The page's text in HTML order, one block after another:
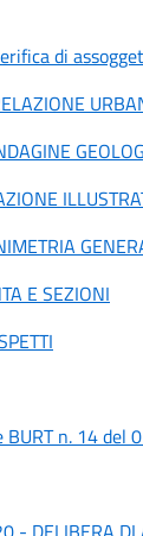
di
E SEZIONI
BURT n. 14